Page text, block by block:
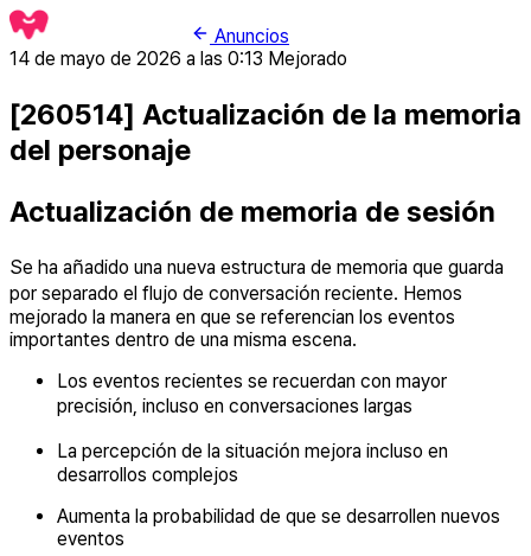
Anuncios
14 de mayo de 2026 a las 0:13 Mejorado
[260514] Actualización de la memoria
del personaje
Actualización de memoria de sesión
Se ha añadido una nueva estructura de memoria que guarda
por separado el flujo de conversación reciente. Hemos
mejorado la manera en que se referencian los eventos
importantes dentro de una misma escena.
Los eventos recientes se recuerdan con mayor
precisión, incluso en conversaciones largas
La percepción de la situación mejora incluso en
desarrollos complejos
Aumenta la probabilidad de que se desarrollen nuevos
eventos